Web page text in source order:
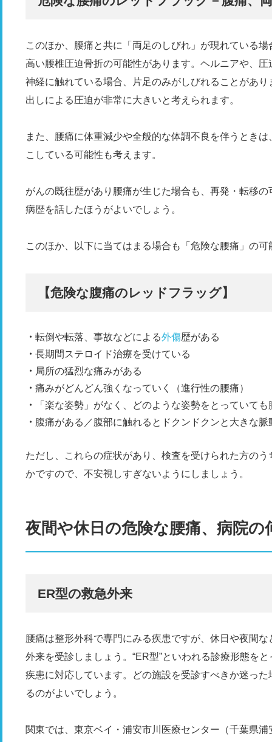
このほか、腰痛と共に「両足のしびれ」が現れている
高い腰椎圧迫骨折の可能性があります。ヘルニアや、
神経に触れている場合、片足のみがしびれることがあ
出しによる圧迫が非常に大きいと考えられます。
また、腰痛に体重減少や全般的な体調不良を伴うとき
こしている可能性も考えます。
がんの既往歴があり腰痛が生じた場合も、再発・転移
病歴を話したほうがよいでしょう。
このほか、以下に当てはまる場合も「危険な腰痛」の
【危険な腹痛のレッドフラッグ】
転倒や転落、事故などによる外傷歴がある
長期間ステロイド治療を受けている
局所の猛烈な痛みがある
痛みがどんどん強くなっていく（進行性の腰痛）
「楽な姿勢」がなく、どのような姿勢をとっていて
腹痛がある／腹部に触れるとドクンドクンと大きな脈
ただし、これらの症状があり、検査を受けられた方の
かですので、不安視しすぎないようにしましょう。
夜間や休日の危険な腰痛、病院
ER型の救急外来
腰痛は整形外科で専門にみる疾患ですが、休日や夜間
外来を受診しましょう。“ER型”といわれる診療形態を
疾患に対応しています。どの施設を受診すべきか迷っ
るのがよいでしょう。
関東では、東京ベイ・浦安市川医療センター（千葉県